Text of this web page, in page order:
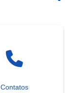
Contatos